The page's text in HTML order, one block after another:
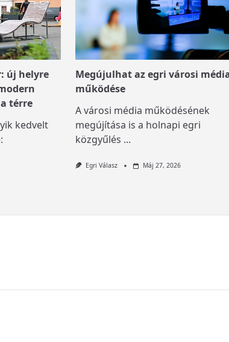
új helyre
térre
kedvelt
Megújulhat az egri városi
működése
A városi média működésének
megújítása is a holnapi egri
közgyűlés ...
Egri Válasz Máj 27, 2026